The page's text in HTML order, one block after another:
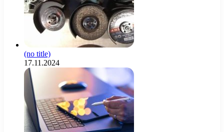
(no title)
17.11.2024